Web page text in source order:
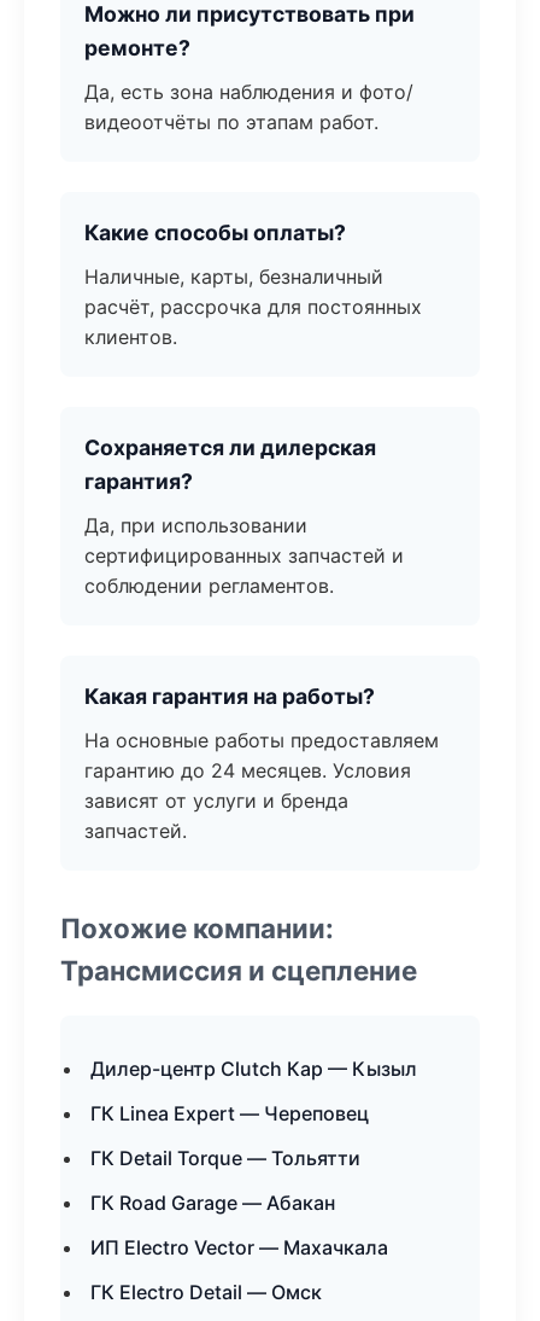
Можно ли присутствовать при
ремонте?
Да, есть зона наблюдения и фото/
видеоотчёты по этапам работ.
Какие способы оплаты?
Наличные, карты, безналичный
расчёт, рассрочка для постоянных
клиентов.
Сохраняется ли дилерская
гарантия?
Да, при использовании
сертифицированных запчастей и
соблюдении регламентов.
Какая гарантия на работы?
На основные работы предоставляем
гарантию до 24 месяцев. Условия
зависят от услуги и бренда
запчастей.
Похожие компании:
Трансмиссия и сцепление
Дилер-центр Clutch Кар — Кызыл
ГК Linea Expert — Череповец
ГК Detail Torque — Тольятти
ГК Road Garage — Абакан
ИП Electro Vector — Махачкала
ГК Electro Detail — Омск